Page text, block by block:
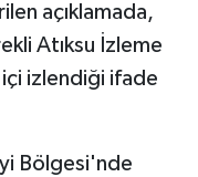
açıklamada,
Atıksu İzleme
izlendiği ifade
Bölgesi'nde